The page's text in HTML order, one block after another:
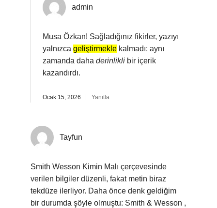
admin
Musa Özkan! Sağladığınız fikirler, yazıyı
yalnızca geliştirmekle kalmadı; aynı
zamanda daha derinlikli bir içerik
kazandırdı.
Ocak 15, 2026 Yanıtla
Tayfun
Smith Wesson Kimin Malı çerçevesinde
verilen bilgiler düzenli, fakat metin biraz
tekdüze ilerliyor. Daha önce denk geldiğim
bir durumda şöyle olmuştu: Smith & Wesson ,